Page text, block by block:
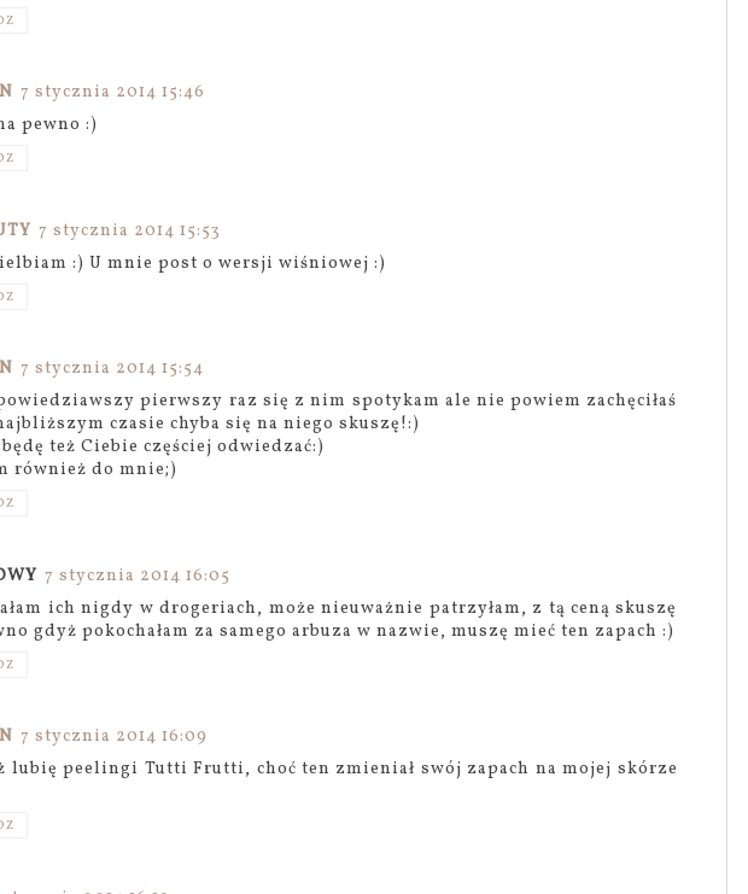
7 stycznia 2014 15:46
pewno :)
7 stycznia 2014 15:53
:) U mnie post o wersji wiśniowej :)
7 stycznia 2014 15:54
pierwszy raz się z nim spotykam ale nie powiem zachęciłaś
czasie chyba się na niego skuszę!:)
też Ciebie częściej odwiedzać:)
również do mnie;)
7 stycznia 2014 16:05
ich nigdy w drogeriach, może nieuważnie patrzyłam, z tą ceną skuszę
gdyż pokochałam za samego arbuza w nazwie, muszę mieć ten zapach :)
7 stycznia 2014 16:09
lubię peelingi Tutti Frutti, choć ten zmieniał swój zapach na mojej skórze